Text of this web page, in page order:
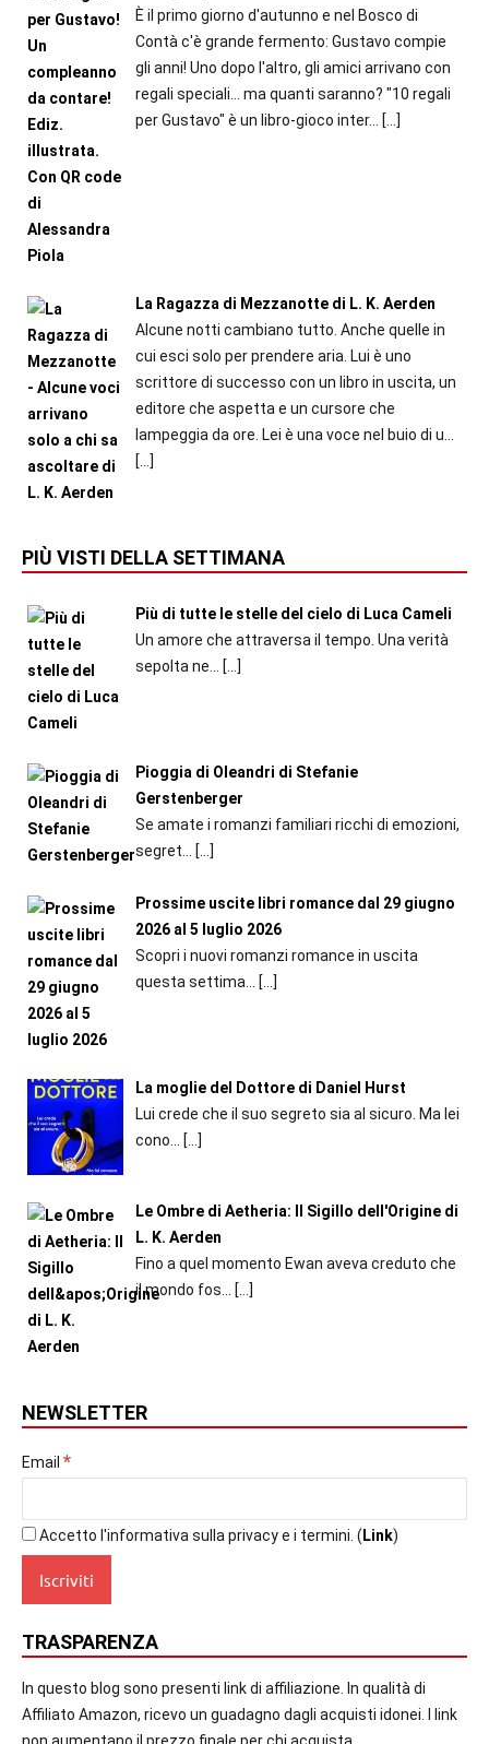
È il primo giorno d'autunno e nel Bosco di
Contà c'è grande fermento: Gustavo compie
gli anni! Uno dopo l'altro, gli amici arrivano con
regali speciali... ma quanti saranno? "10 regali
per Gustavo" è un libro-gioco inter...
[…]
La Ragazza di Mezzanotte di L. K. Aerden
Alcune notti cambiano tutto. Anche quelle in
cui esci solo per prendere aria. Lui è uno
scrittore di successo con un libro in uscita, un
editore che aspetta e un cursore che
lampeggia da ore. Lei è una voce nel buio di u...
[…]
PIÙ VISTI DELLA SETTIMANA
Più di tutte le stelle del cielo di Luca Cameli
Un amore che attraversa il tempo. Una verità
sepolta ne...
[…]
Pioggia di Oleandri di Stefanie
Gerstenberger
Se amate i romanzi familiari ricchi di emozioni,
segret...
[…]
Prossime uscite libri romance dal 29 giugno
2026 al 5 luglio 2026
Scopri i nuovi romanzi romance in uscita
questa settima... […]
La moglie del Dottore di Daniel Hurst
Lui crede che il suo segreto sia al sicuro. Ma lei
cono...
[…]
Le Ombre di Aetheria: Il Sigillo dell'Origine di
L. K. Aerden
Fino a quel momento Ewan aveva creduto che
il mondo fos...
[…]
NEWSLETTER
Email *
Accetto l'informativa sulla privacy e i termini. ( Link)
TRASPARENZA
In questo blog sono presenti link di affiliazione. In qualità di
Affiliato Amazon, ricevo un guadagno dagli acquisti idonei. I link